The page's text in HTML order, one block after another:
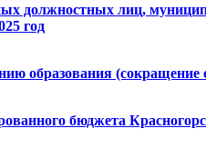
должностных лиц,
год
образования (сокращение
бюджета